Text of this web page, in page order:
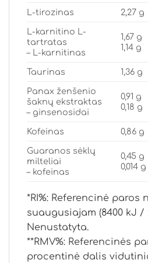
L-tirozinas 2,27 g
L-karnitino L-
tartratas
– L-karnitinas
1,67 g
1,14 g
Taurinas 1,36 g
Panax ženšenio
šaknų ekstraktas
– ginsenosidai
0,91 g
0,18 g
Kofeinas 0,86 g
Guaranos sėklų
milteliai
– kofeinas
0,45 g
0,014 g
*RI%: Referencinė
suaugusiajam (8400 kJ /
Nenustatyta.
**RMV%: Referencinės
procentinė dalis